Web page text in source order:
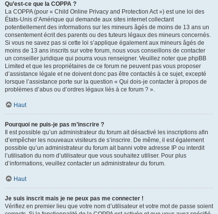
Qu’est-ce que la COPPA ?
La COPPA (pour « Child Online Privacy and Protection Act ») est une loi des
États-Unis d’Amérique qui demande aux sites internet collectant
potentiellement des informations sur les mineurs âgés de moins de 13 ans un
consentement écrit des parents ou des tuteurs légaux des mineurs concernés.
Si vous ne savez pas si cette loi s’applique également aux mineurs âgés de
moins de 13 ans inscrits sur votre forum, nous vous conseillons de contacter
un conseiller juridique qui pourra vous renseigner. Veuillez noter que phpBB
Limited et que les propriétaires de ce forum ne peuvent pas vous proposer
d’assistance légale et ne doivent donc pas être contactés à ce sujet, excepté
lorsque l’assistance porte sur la question « Qui dois-je contacter à propos de
problèmes d’abus ou d’ordres légaux liés à ce forum ? ».
Haut
Pourquoi ne puis-je pas m’inscrire ?
Il est possible qu’un administrateur du forum ait désactivé les inscriptions afin
d’empêcher les nouveaux visiteurs de s’inscrire. De même, il est également
possible qu’un administrateur du forum ait banni votre adresse IP ou interdit
l’utilisation du nom d’utilisateur que vous souhaitez utiliser. Pour plus
d’informations, veuillez contacter un administrateur du forum.
Haut
Je suis inscrit mais je ne peux pas me connecter !
Vérifiez en premier lieu que votre nom d’utilisateur et votre mot de passe soient